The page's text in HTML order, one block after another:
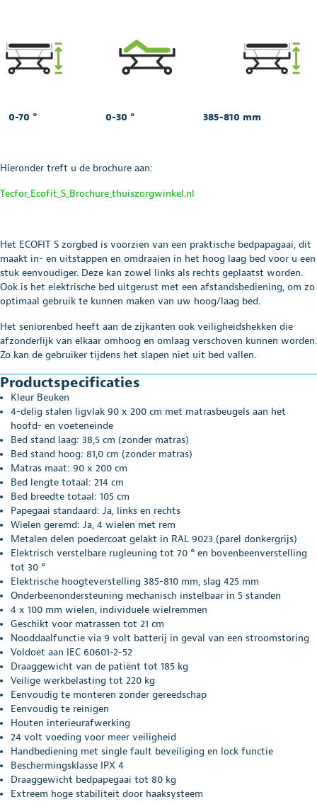
0-70 ° 0-30 ° 385-810 mm
Hieronder treft u de brochure aan:
Tecfor_Ecofit_S_Brochure_thuiszorgwinkel.nl
Het ECOFIT S zorgbed is voorzien van een praktische bedpapagaai, dit
maakt in- en uitstappen en omdraaien in het hoog laag bed voor u een
stuk eenvoudiger. Deze kan zowel links als rechts geplaatst worden.
Ook is het elektrische bed uitgerust met een afstandsbediening, om zo
optimaal gebruik te kunnen maken van uw hoog/laag bed.
Het seniorenbed heeft aan de zijkanten ook veiligheidshekken die
afzonderlijk van elkaar omhoog en omlaag verschoven kunnen worden.
Zo kan de gebruiker tijdens het slapen niet uit bed vallen.
Productspecificaties
Kleur Beuken
4-delig stalen ligvlak 90 x 200 cm met matrasbeugels aan het
hoofd- en voeteneinde
Bed stand laag: 38,5 cm (zonder matras)
Bed stand hoog: 81,0 cm (zonder matras)
Matras maat: 90 x 200 cm
Bed lengte totaal: 214 cm
Bed breedte totaal: 105 cm
Papegaai standaard: Ja, links en rechts
Wielen geremd: Ja, 4 wielen met rem
Metalen delen poedercoat gelakt in RAL 9023 (parel donkergrijs)
Elektrisch verstelbare rugleuning tot 70 ° en bovenbeenverstelling
tot 30 °
Elektrische hoogteverstelling 385-810 mm, slag 425 mm
Onderbeenondersteuning mechanisch instelbaar in 5 standen
4 x 100 mm wielen, individuele wielremmen
Geschikt voor matrassen tot 21 cm
Nooddaalfunctie via 9 volt batterij in geval van een stroomstoring
Voldoet aan IEC 60601-2-52
Draaggewicht van de patiënt tot 185 kg
Veilige werkbelasting tot 220 kg
Eenvoudig te monteren zonder gereedschap
Eenvoudig te reinigen
Houten interieurafwerking
24 volt voeding voor meer veiligheid
Handbediening met single fault beveiliging en lock functie
Beschermingsklasse IPX 4
Draaggewicht bedpapegaai tot 80 kg
Extreem hoge stabiliteit door haaksysteem